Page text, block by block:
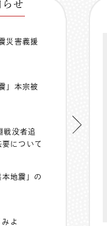
せ
災害義援
」本宗被
戦没者追
について
本地震」の
よ